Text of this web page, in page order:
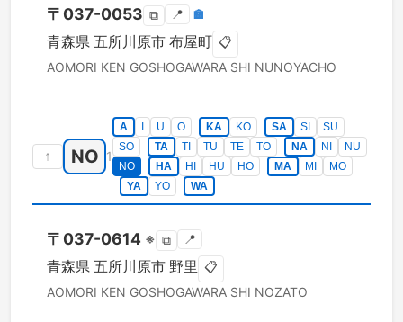
〒 037-0053 ⧉ 📍 🏣
青森県 五所川原市 布屋町 📋
AOMORI KEN GOSHOGAWARA SHI NUNOYACHO
↑ NO 1
A U O KA KO SA SI
SU
SO
TA TI TU TE TO NA NI
NU
NO
HA HI HU HO MA MI
MO
YA
YO WA
〒 037-0614 ※ ⧉ 📍
青森県 五所川原市 野里 📋
AOMORI KEN GOSHOGAWARA SHI NOZATO